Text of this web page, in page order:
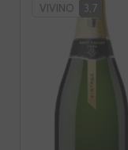
VIVINO 3,7